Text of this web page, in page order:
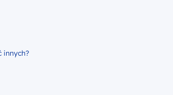
innych?